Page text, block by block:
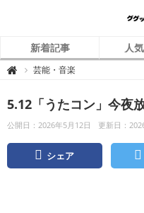
新着記事 人
 グ
ニ
ュ
ー
ス
芸能・音楽
5.12「うたコン」今夜
公開日：2026年5月12日 更新日：
シェア